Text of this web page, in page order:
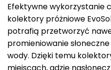
Efektywne wykorzystanie
kolektory próżniowe
potrafią przetworzyć
promieniowanie
wody. Dzięki temu
miejscach, gdzie